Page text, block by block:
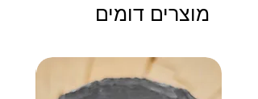
מוצרים דומים